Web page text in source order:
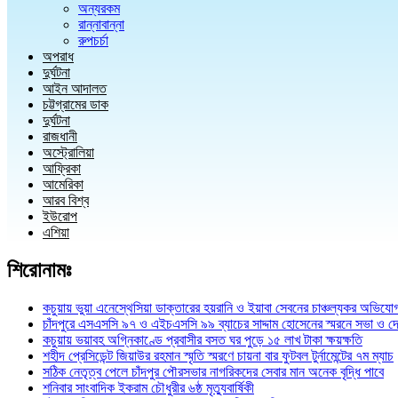
অন্যরকম
রান্নাবান্না
রুপচর্চা
অপরাধ
দুর্ঘটনা
আইন আদালত
চট্টগ্রামের ডাক
দুর্ঘটনা
রাজধানী
অস্ট্রোলিয়া
আফ্রিকা
আমেরিকা
আরব বিশ্ব
ইউরোপ
এশিয়া
শিরোনামঃ
কচুয়ায় ভুয়া এনেস্থেসিয়া ডাক্তারের হয়রানি ও ইয়াবা সেবনের চাঞ্চল্যকর
চাঁদপুরে এসএসসি ৯৭ ও এইচএসসি ৯৯ ব্যাচের সাদ্দাম হোসেনের স্মরনে সভা ও
কচুয়ায় ভয়াবহ অগ্নিকাণ্ডে প্রবাসীর বসত ঘর পুড়ে ১৫ লাখ টাকা ক্ষয়ক্ষতি
শহীদ প্রেসিডেন্ট জিয়াউর রহমান স্মৃতি স্মরণে চায়না বার ফুটবল টুর্নামেন্টের ৭ম ম্যাচ
সঠিক নেতৃত্ব পেলে চাঁদপুর পৌরসভার নাগরিকদের সেবার মান অনেক বৃদ্ধি পাবে
শনিবার সাংবাদিক ইকরাম চৌধুরীর ৬ষ্ঠ মৃত্যুবার্ষিকী